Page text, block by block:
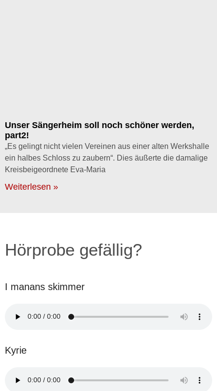
Unser Sängerheim soll noch schöner werden,
part2!
„Es gelingt nicht vielen Vereinen aus einer alten Werkshalle
ein halbes Schloss zu zaubern“. Dies äußerte die damalige
Kreisbeigeordnete Eva-Maria
Weiterlesen »
Hörprobe gefällig?
I manans skimmer
Kyrie